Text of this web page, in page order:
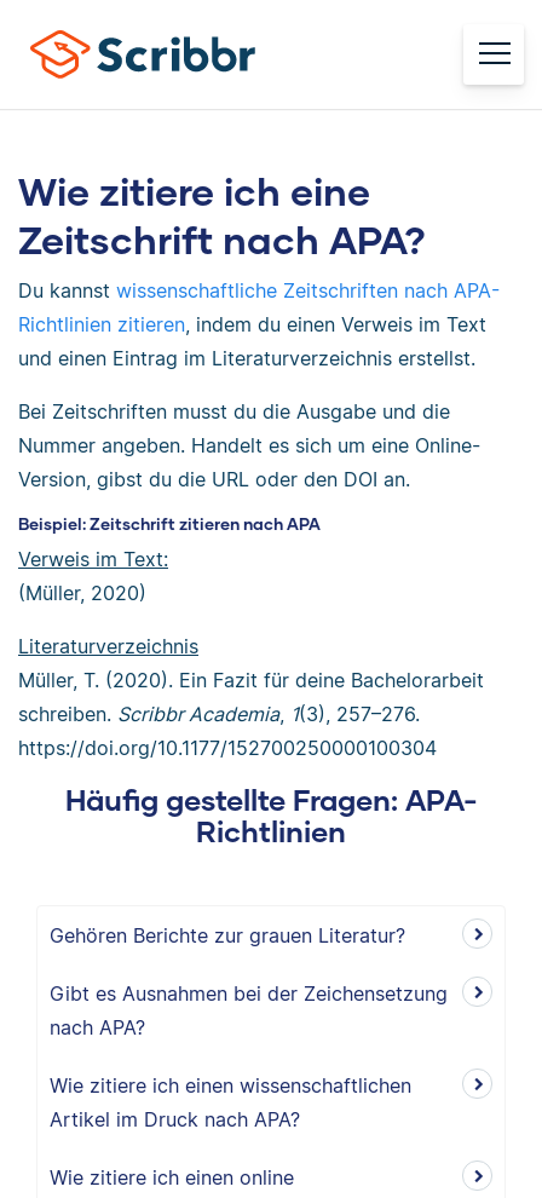
Wie zitiere ich eine
Zeitschrift nach APA?
Du kannst wissenschaftliche Zeitschriften nach APA-
Richtlinien zitieren, indem du einen Verweis im Text
und einen Eintrag im Literaturverzeichnis erstellst.
Bei Zeitschriften musst du die Ausgabe und die
Nummer angeben. Handelt es sich um eine Online-
Version, gibst du die URL oder den DOI an.
Beispiel: Zeitschrift zitieren nach APA
Verweis im Text:
(Müller, 2020)
Literaturverzeichnis
Müller, T. (2020). Ein Fazit für deine Bachelorarbeit
schreiben. Scribbr Academia, 1(3), 257–276.
https://doi.org/10.1177/152700250000100304
Häufig gestellte Fragen: APA-
Richtlinien
Gehören Berichte zur grauen Literatur?
Gibt es Ausnahmen bei der Zeichensetzung
nach APA?
Wie zitiere ich einen wissenschaftlichen
Artikel im Druck nach APA?
Wie zitiere ich einen online